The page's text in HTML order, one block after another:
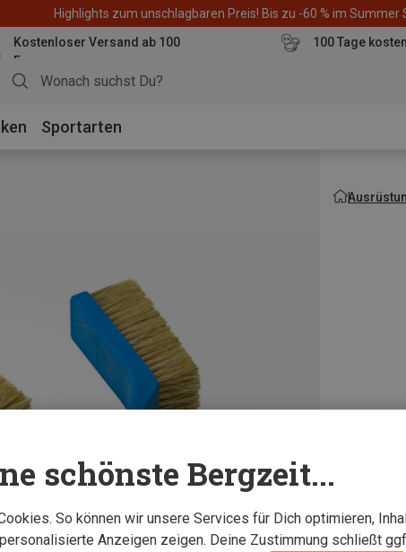
Highlights zum unschlagbaren Preis! Bis zu -60 % im Summer
Kostenloser Versand ab 100
Euro
100 Tage
Sportarten
schönste Bergzeit...
So können wir unsere Services für Dich optimieren,
Anzeigen zeigen. Deine Zustimmung schließt